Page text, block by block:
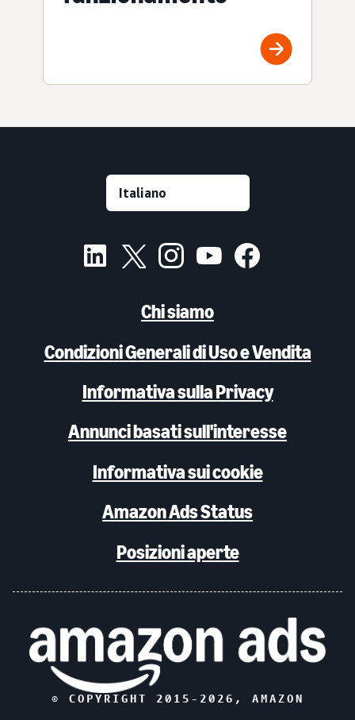
Chi siamo
Condizioni Generali di Uso e Vendita
Informativa sulla Privacy
Annunci basati sull'interesse
Informativa sui cookie
Amazon Ads Status
Posizioni aperte
© COPYRIGHT 2015- 2026 , AMAZON